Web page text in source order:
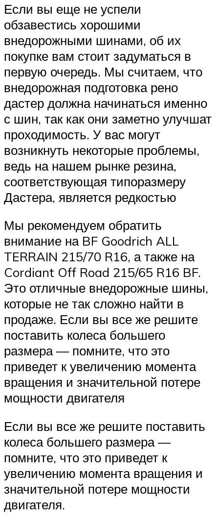
Если вы еще не успели
обзавестись хорошими
внедорожными шинами, об их
покупке вам стоит задуматься в
первую очередь. Мы считаем, что
внедорожная подготовка рено
дастер должна начинаться именно
с шин, так как они заметно улучшат
проходимость. У вас могут
возникнуть некоторые проблемы,
ведь на нашем рынке резина,
соответствующая типоразмеру
Дастера, является редкостью
Мы рекомендуем обратить
внимание на BF Goodrich ALL
TERRAIN 215/70 R16, а также на
Cordiant Off Road 215/65 R16 BF.
Это отличные внедорожные шины,
которые не так сложно найти в
продаже. Если вы все же решите
поставить колеса большего
размера — помните, что это
приведет к увеличению момента
вращения и значительной потере
мощности двигателя
Если вы все же решите поставить
колеса большего размера —
помните, что это приведет к
увеличению момента вращения и
значительной потере мощности
двигателя.